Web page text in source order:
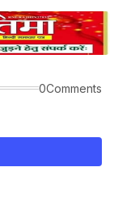
0Comments